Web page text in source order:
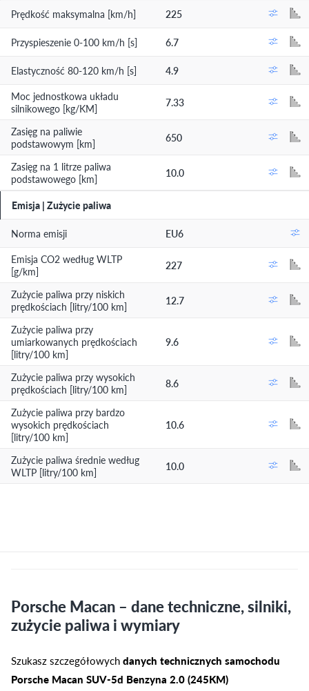
Prędkość maksymalna [km/h] 225
Przyspieszenie 0-100 km/h [s] 6.7
Elastyczność 80-120 km/h [s]
4.9
Moc jednostkowa układu
silnikowego [kg/KM]
7.33
Zasięg na paliwie
podstawowym [km]
650
Zasięg na 1 litrze paliwa
podstawowego [km]
10.0
Emisja | Zużycie paliwa
Norma emisji
EU6
Emisja CO2 według WLTP
[g/km]
227
Zużycie paliwa przy niskich
prędkościach [litry/100 km]
12.7
Zużycie paliwa przy
umiarkowanych prędkościach
[litry/100 km]
9.6
Zużycie paliwa przy wysokich
prędkościach [litry/100 km]
8.6
Zużycie paliwa przy bardzo
wysokich prędkościach
[litry/100 km]
10.6
Zużycie paliwa średnie według
WLTP [litry/100 km]
10.0
Porsche Macan – dane techniczne, silniki,
zużycie paliwa i wymiary
Szukasz szczegółowychdanych technicznych samochodu
Porsche Macan SUV-5d Benzyna 2.0 (245KM)